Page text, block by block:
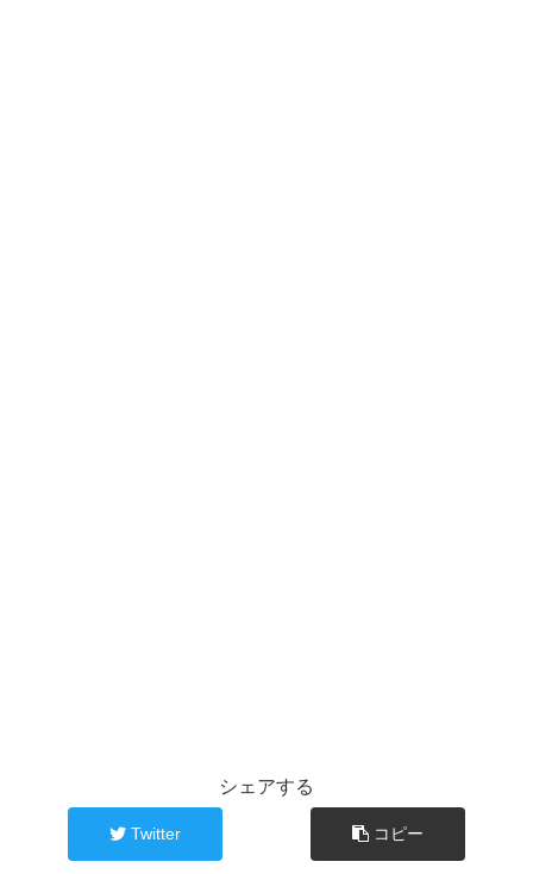
シェアする
Twitter コピー